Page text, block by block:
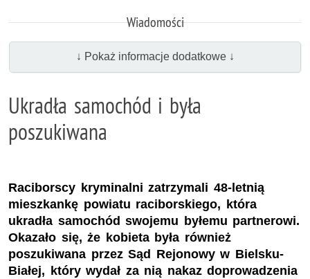
Wiadomości
↓ Pokaż informacje dodatkowe ↓
Ukradła samochód i była
poszukiwana
Raciborscy kryminalni zatrzymali 48-letnią
mieszkankę powiatu raciborskiego, która
ukradła samochód swojemu byłemu partnerowi.
Okazało się, że kobieta była również
poszukiwana przez Sąd Rejonowy w Bielsku-
Białej, który wydał za nią nakaz doprowadzenia